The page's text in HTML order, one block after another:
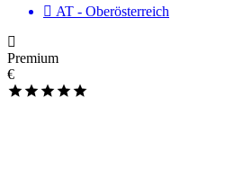
AT - Ober­österreich
Premium
€